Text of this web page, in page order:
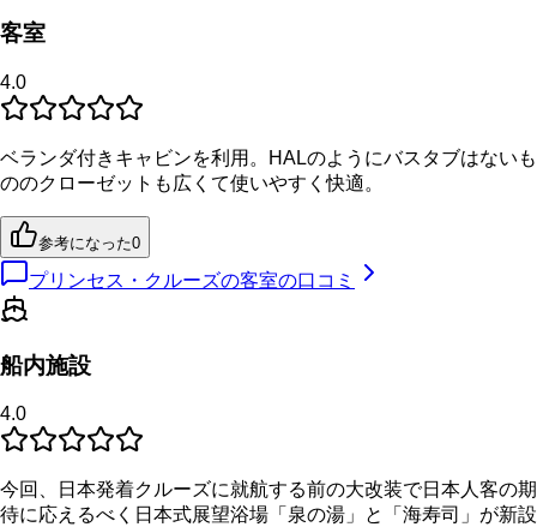
客室
4.0
ベランダ付きキャビンを利用。HALのようにバスタブはないも
ののクローゼットも広くて使いやすく快適。
参考になった0
プリンセス・クルーズの客室の口コミ
船内施設
4.0
今回、日本発着クルーズに就航する前の大改装で日本人客の期
待に応えるべく日本式展望浴場「泉の湯」と「海寿司」が新設